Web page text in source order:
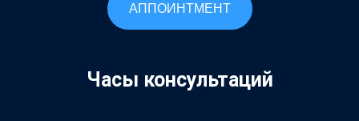
АППОИНТМЕНТ
Часы консультаций